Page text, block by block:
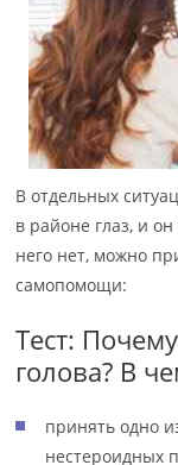
В отдельных
в районе глаз, и
него нет, можно
самопомощи:
Тест:
голова? В
принять одно
нестероидных